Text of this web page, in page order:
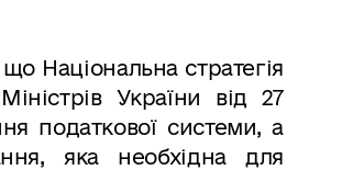
Національна стратегія
України від 27
податкової системи, а
яка необхідна для